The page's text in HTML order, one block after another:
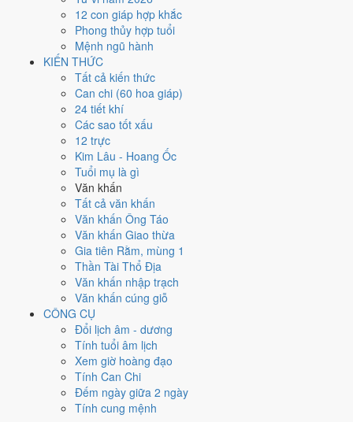
12 con giáp hợp khắc
Phong thủy hợp tuổi
Mệnh ngũ hành
KIẾN THỨC
Tất cả kiến thức
Can chi (60 hoa giáp)
24 tiết khí
Các sao tốt xấu
12 trực
Kim Lâu - Hoang Ốc
Tuổi mụ là gì
Văn khấn
Tất cả văn khấn
Văn khấn Ông Táo
Văn khấn Giao thừa
Gia tiên Rằm, mùng 1
Thần Tài Thổ Địa
Văn khấn nhập trạch
Văn khấn cúng giỗ
CÔNG CỤ
Đổi lịch âm - dương
Tính tuổi âm lịch
Xem giờ hoàng đạo
Tính Can Chi
Đếm ngày giữa 2 ngày
Tính cung mệnh
Ngày Đại Hung, tránh hẳn cưới hỏi, khai trương, động thổ.
Tuất, Dần, Mùihợp ngày; tuổi
Ngày 19/7/2026 chỉ đạt
để thay thế, xem mục xử lý bên dưới.
Ngày 19/7/2026 tốt hay xấu cho
việc gì?
Ngày 19/7/2026 đạt3.0/10trung bình cho 7 việc chính: cao nhất là
Sửa nhà - tu tạo (8/10), thấp nhất là
Bế (ngày đóng cửa, bế tắc) và gặp Sao Thiên Lao hắc đạo nên điểm
từng việc chênh nhau như bảng dưới.
Cưới hỏi - đính hôn
Xấu
Cưới hỏi - đính hôn hôm nay ở
Ngày Hắc Đạogây bất lợi.
Cách tính ngày tốt
🏪
Khai trương - mở cửa hàng
Xấu
Khai trương - mở cửa hàng hôm nay ở
Bế và Ngày Hắc Đạogây bất lợi.
Cách tính ngày tốt
Ký hợp đồng - giao ước